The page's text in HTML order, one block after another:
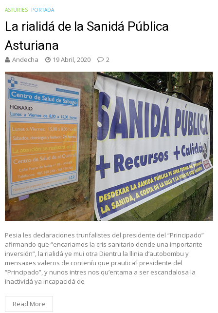
ASTURIES PORTADA
La rialidá de la Sanidá Pública
Asturiana
Andecha 19 Abril, 2020 2
Pesia les declaraciones trunfalistes del presidente del “Principado”
afirmando que “encariamos la cris sanitario dende una importante
inversión”, la rialidá ye mui otra Dientru la llinia d’autobombu y
mensaxes valeros de conteníu que prautica’l presidente del
“Principado”, y nunos intres nos qu’entama a ser escandalosa la
inactividá ya incapacidá de
Read More